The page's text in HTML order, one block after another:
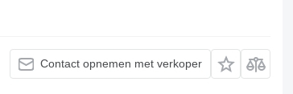
Contact opnemen met verkoper